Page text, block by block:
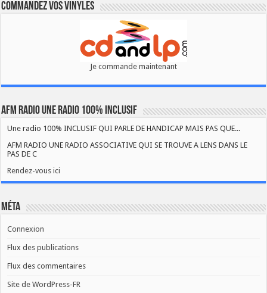
Commandez vos vinyles
Je commande maintenant
AFM RADIO UNE RADIO 100% INCLUSIF
Une radio 100% INCLUSIF QUI PARLE DE HANDICAP MAIS PAS QUE...
AFM RADIO UNE RADIO ASSOCIATIVE QUI SE TROUVE A LENS DANS LE
PAS DE C
Rendez-vous ici
Méta
Connexion
Flux des publications
Flux des commentaires
Site de WordPress-FR